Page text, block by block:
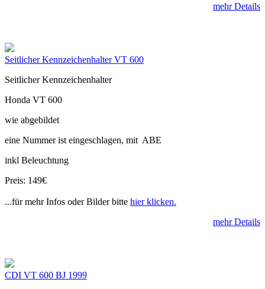
mehr Details
Seitlicher Kennzeichenhalter VT 600
Seitlicher Kennzeichenhalter
Honda VT 600
wie abgebildet
eine Nummer ist eingeschlagen, mit ABE
inkl Beleuchtung
Preis: 149€
...für mehr Infos oder Bilder bitte hier klicken.
mehr Details
CDI VT 600 BJ 1999